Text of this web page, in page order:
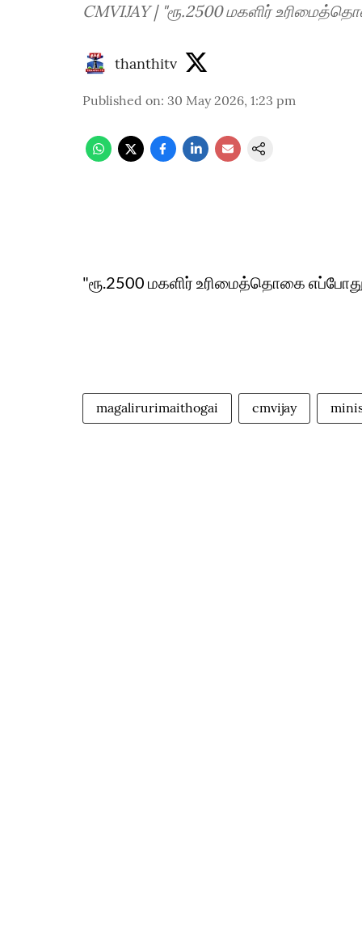
CMVIJAY | "ரூ.2500 மகளிர்
thanthitv
Published on: 30 May 2026, 1:23 pm
"ரூ.2500 மகளிர் உரிமைத்தொகை
magalirurimaithogai cmvijay